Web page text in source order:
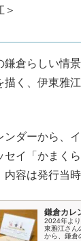
鎌倉らしい情
描く、伊東雅
ンダーから、
セイ「かまく
内容は発行当時
鎌倉カレ
2024年よ
東雅江さん
から、鎌倉